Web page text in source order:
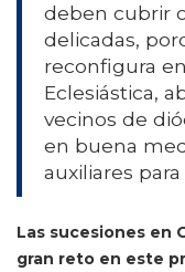
deben cubrir
delicadas,
reconfigura
Eclesiástica,
vecinos de
en buena
auxiliares
Las sucesiones en
gran reto en este